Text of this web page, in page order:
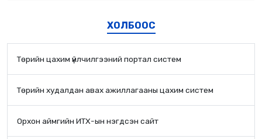
ХОЛБООС
Төрийн цахим үйлчилгээний портал систем
Төрийн худалдан авах ажиллагааны цахим систем
Орхон аймгийн ИТХ-ын нэгдсэн сайт